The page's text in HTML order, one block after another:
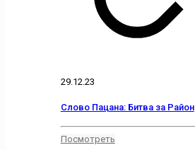
29.12.23
Слово Пацана: Битва за Район
Посмотреть